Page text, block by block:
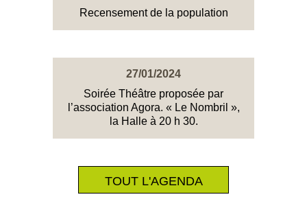
Recensement de la population
27/01/2024
Soirée Théâtre proposée par
l’association Agora. « Le Nombril »,
la Halle à 20 h 30.
TOUT L'AGENDA